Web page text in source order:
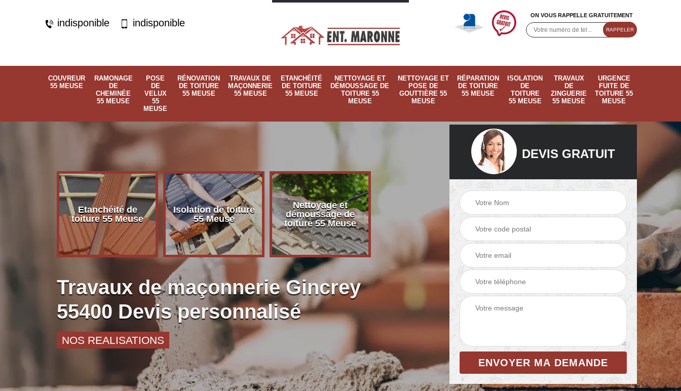
indisponible indisponible
ON VOUS RAPPELLE GRATUITEMENT
COUVREUR
55 MEUSE
RAMONAGE
DE
CHEMINÉE
55 MEUSE
POSE
DE
VELUX
55
MEUSE
RÉNOVATION
DE TOITURE
55 MEUSE
TRAVAUX DE
MAÇONNERIE
55 MEUSE
ETANCHÉITÉ
DE TOITURE
55 MEUSE
NETTOYAGE ET
DÉMOUSSAGE DE
TOITURE 55
MEUSE
NETTOYAGE ET
POSE DE
GOUTTIÈRE 55
MEUSE
RÉPARATION
DE TOITURE
55 MEUSE
ISOLATION
DE
TOITURE
55 MEUSE
TRAVAUX
DE
ZINGUERIE
55 MEUSE
URGENCE
FUITE DE
TOITURE 55
MEUSE
Etanchéité de
toiture 55 Meuse
Isolation de toiture
55 Meuse
Nettoyage et
démoussage de
toiture 55 Meuse
Nettoyage et pose
de gouttière 55
Meuse
Meuse
Ramonage de
cheminée 55
Travaux de maçonnerie Gincrey
55400 Devis personnalisé
NOS REALISATIONS
DEVIS GRATUIT